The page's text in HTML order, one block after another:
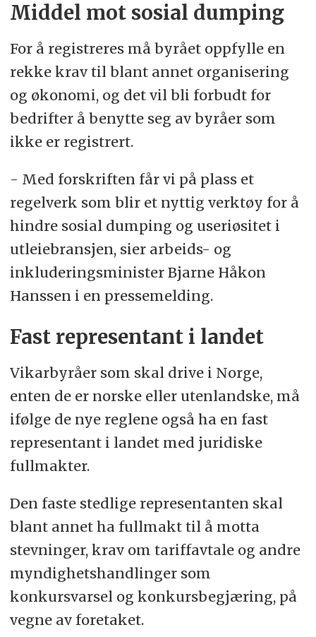
Middel mot sosial dumping
For å registreres må byrået oppfylle en
rekke krav til blant annet organisering
og økonomi, og det vil bli forbudt for
bedrifter å benytte seg av byråer som
ikke er registrert.
- Med forskriften får vi på plass et
regelverk som blir et nyttig verktøy for å
hindre sosial dumping og useriøsitet i
utleiebransjen, sier arbeids- og
inkluderingsminister Bjarne Håkon
Hanssen i en pressemelding.
Fast representant i landet
Vikarbyråer som skal drive i Norge,
enten de er norske eller utenlandske, må
ifølge de nye reglene også ha en fast
representant i landet med juridiske
fullmakter.
Den faste stedlige representanten skal
blant annet ha fullmakt til å motta
stevninger, krav om tariffavtale og andre
myndighetshandlinger som
konkursvarsel og konkursbegjæring, på
vegne av foretaket.